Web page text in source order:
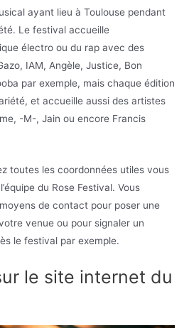
ayant lieu à Toulouse pendant
Le festival accueille
électro ou du rap avec des
IAM, Angèle, Justice, Bon
par exemple, mais chaque édition
et accueille aussi des artistes
-M-, Jain ou encore Francis
toutes les coordonnées utiles vous
du Rose Festival. Vous
de contact pour poser une
venue ou pour signaler un
le festival par exemple.
le site internet du